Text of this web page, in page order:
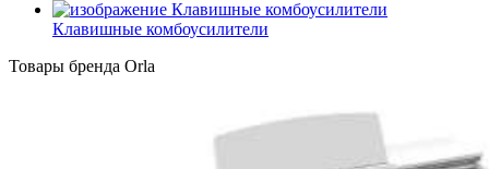
Клавишные комбоусилители
Товары бренда Orla